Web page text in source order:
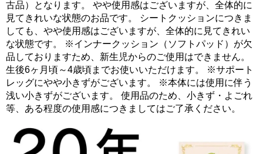
古品）となります。 やや使用感はございますが、全体的に
見てきれいな状態のお品です。 シートクッションにつきま
しても、やや使用感はございますが、全体的に見てきれい
な状態です。 ※インナークッション（ソフトパッド）が欠
品しておりますため、新生児からのご使用はできません。
生後6ヶ月頃～4歳頃までお使いいただけます。 ※サポート
レッグにやや小きずがございます。 ※本体には使用に伴う
浅い小きずがございます。 使用品のため、小きず・よごれ
等、ある程度の使用感につきましてはご了承ください。